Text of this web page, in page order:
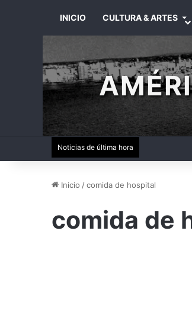
INICIO CULTURA & ARTES
Noticias de última hora
Inicio /comida de hospital
comida de